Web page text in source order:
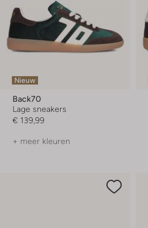
Nieuw
Back70
Lage sneakers
€ 139,99
+ meer kleuren